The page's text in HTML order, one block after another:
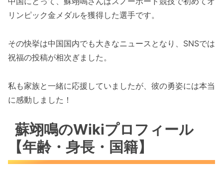
リンピック金メダルを獲得した選手です。
その快挙は中国国内でも大きなニュースとなり、SNSでは
祝福の投稿が相次ぎました。
私も家族と一緒に応援していましたが、彼の勇姿には本当
に感動しました！
蘇翊鳴のWikiプロフィール
【年齢・身長・国籍】